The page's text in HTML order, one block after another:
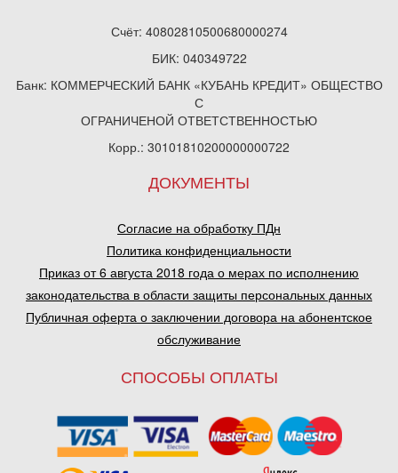
Счёт: 40802810500680000274
БИК: 040349722
Банк: КОММЕРЧЕСКИЙ БАНК «КУБАНЬ КРЕДИТ» ОБЩЕСТВО
С
ОГРАНИЧЕНОЙ ОТВЕТСТВЕННОСТЬЮ
Корр.: 30101810200000000722
ДОКУМЕНТЫ
Согласие на обработку ПДн
Политика конфиденциальности
Приказ от 6 августа 2018 года о мерах по исполнению
законодательства в области защиты персональных данных
Публичная оферта о заключении договора на абонентское
обслуживание
СПОСОБЫ ОПЛАТЫ